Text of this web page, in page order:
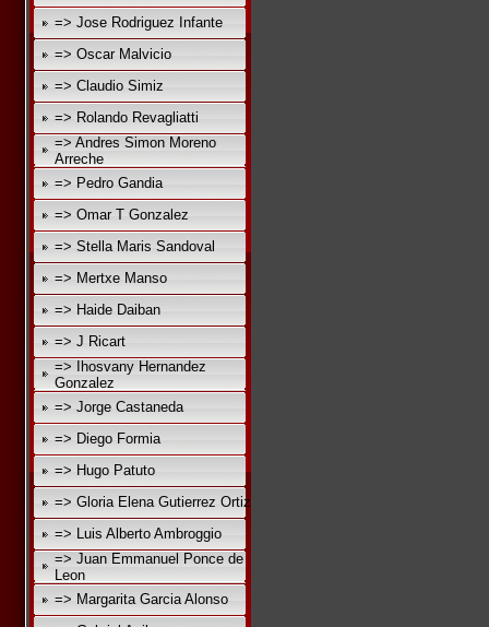
=> Jose Rodriguez Infante
=> Oscar Malvicio
=> Claudio Simiz
=> Rolando Revagliatti
=> Andres Simon Moreno
Arreche
=> Pedro Gandia
=> Omar T Gonzalez
=> Stella Maris Sandoval
=> Mertxe Manso
=> Haide Daiban
=> J Ricart
=> Ihosvany Hernandez
Gonzalez
=> Jorge Castaneda
=> Diego Formia
=> Hugo Patuto
=> Gloria Elena Gutierrez Ortiz
=> Luis Alberto Ambroggio
=> Juan Emmanuel Ponce de
Leon
=> Margarita Garcia Alonso